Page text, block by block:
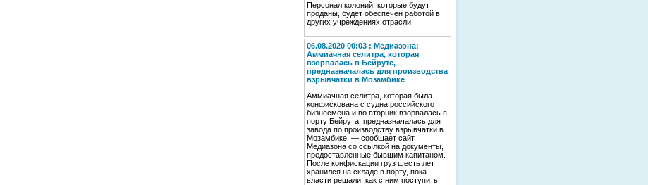
Персонал колоний, которые будут
проданы, будет обеспечен работой в
других учреждениях отрасли
06.08.2020 00:03 : Медиазона:
Аммиачная селитра, которая
взорвалась в Бейруте,
предназначалась для производства
взрывчатки в Мозамбике
Аммиачная селитра, которая была
конфискована с судна российского
бизнесмена и во вторник взорвалась в
порту Бейрута, предназначалась для
завода по производству взрывчатки в
Мозамбике, — сообщает сайт
Медиазона со ссылкой на документы,
предоставленные бывшим капитаном.
После конфискации груз шесть лет
хранился на складе в порту, пока
власти решали, как с ним поступить.